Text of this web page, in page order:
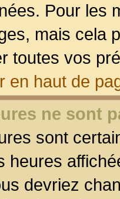
Pour les
mais cela
toutes vos
en haut de
ne sont
sont
heures
devriez